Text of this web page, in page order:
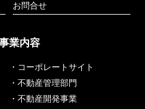
お問合せ
業内容
・コーポレートサイト
・不動産管理部門
・不動産開発事業